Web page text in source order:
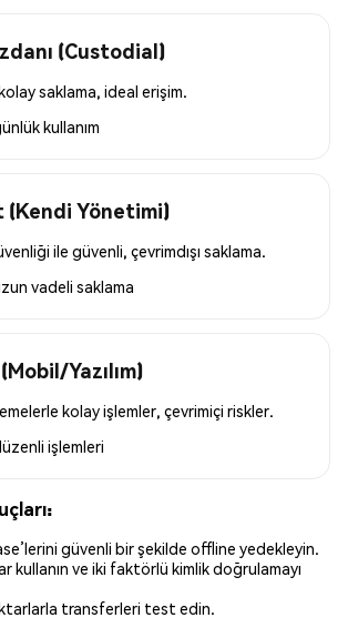
(Custodial)
saklama, ideal erişim.
kullanım
(Kendi Yönetimi)
ile güvenli, çevrimdışı saklama.
vadeli saklama
Yazılım)
kolay işlemler, çevrimiçi riskler.
işlemleri
güvenli bir şekilde offline yedekleyin.
kullanın ve iki faktörlü kimlik doğrulamayı
transferleri test edin.